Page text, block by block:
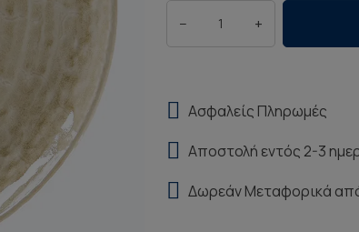
− +
Ασφαλείς Πληρωμές
Αποστολή εντός 2-3
Δωρεάν Μεταφορικά